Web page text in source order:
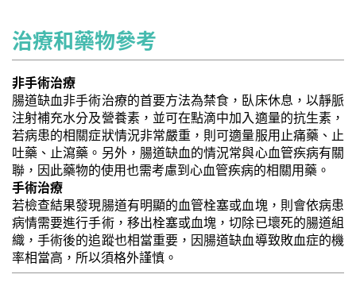
治療和藥物參考
非手術治療
腸道缺血非手術治療的首要方法為禁食，臥床休息，以靜脈
注射補充水分及營養素，並可在點滴中加入適量的抗生素，
若病患的相關症狀情況非常嚴重，則可適量服用止痛藥、止
吐藥、止瀉藥。另外，腸道缺血的情況常與心血管疾病有關
聯，因此藥物的使用也需考慮到心血管疾病的相關用藥。
手術治療
若檢查結果發現腸道有明顯的血管栓塞或血塊，則會依病患
病情需要進行手術，移出栓塞或血塊，切除已壞死的腸道組
織，手術後的追蹤也相當重要，因腸道缺血導致敗血症的機
率相當高，所以須格外謹慎。